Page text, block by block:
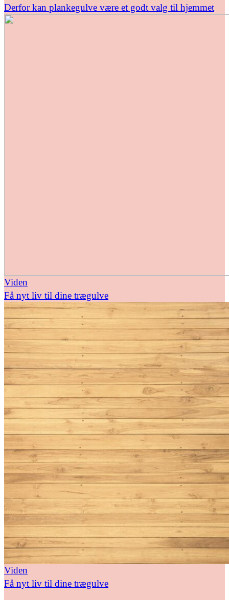
Derfor kan plankegulve være et godt valg til hjemmet
Viden
Få nyt liv til dine trægulve
Viden
Få nyt liv til dine trægulve